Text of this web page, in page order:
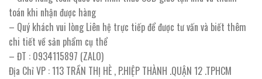
toán khi nhận được hàng
– Quý khách vui lòng Liên hệ trực tiếp để được tư vấn và biết thêm
chi tiết về sản phẩm cụ thể
– ĐT : 0934115897 (ZALO)
Địa Chỉ VP : 113 TRẦN THỊ HÈ , P.HIỆP THÀNH .QUẬN 12 .TPHCM